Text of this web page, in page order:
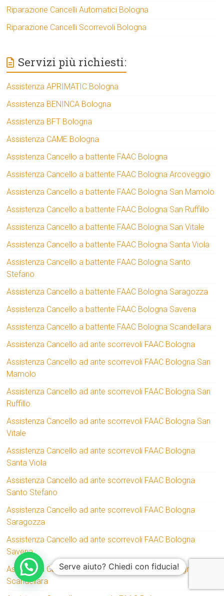
Riparazione Cancelli Automatici Bologna
Riparazione Cancelli Scorrevoli Bologna
Servizi più richiesti:
Assistenza APRIMATIC Bologna
Assistenza BENINCA Bologna
Assistenza BFT Bologna
Assistenza CAME Bologna
Assistenza Cancello a battente FAAC Bologna
Assistenza Cancello a battente FAAC Bologna Arcoveggio
Assistenza Cancello a battente FAAC Bologna San Mamolo
Assistenza Cancello a battente FAAC Bologna San Ruffillo
Assistenza Cancello a battente FAAC Bologna San Vitale
Assistenza Cancello a battente FAAC Bologna Santa Viola
Assistenza Cancello a battente FAAC Bologna Santo
Stefano
Assistenza Cancello a battente FAAC Bologna Saragozza
Assistenza Cancello a battente FAAC Bologna Savena
Assistenza Cancello a battente FAAC Bologna Scandellara
Assistenza Cancello ad ante scorrevoli FAAC Bologna
Assistenza Cancello ad ante scorrevoli FAAC Bologna San
Mamolo
Assistenza Cancello ad ante scorrevoli FAAC Bologna San
Ruffillo
Assistenza Cancello ad ante scorrevoli FAAC Bologna San
Vitale
Assistenza Cancello ad ante scorrevoli FAAC Bologna
Santa Viola
Assistenza Cancello ad ante scorrevoli FAAC Bologna
Santo Stefano
Assistenza Cancello ad ante scorrevoli FAAC Bologna
Saragozza
Assistenza Cancello ad ante scorrevoli FAAC Bologna
Savena
Assistenza Cancello ad ante scorrevoli FAAC Bologna
Scandellara
Serve aiuto? Chiedi con fiducia!